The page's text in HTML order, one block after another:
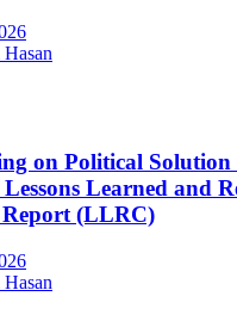
on Political
Learned and
Report (LLRC)